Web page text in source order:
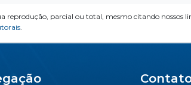
reprodução, parcial ou total, mesmo citando
.